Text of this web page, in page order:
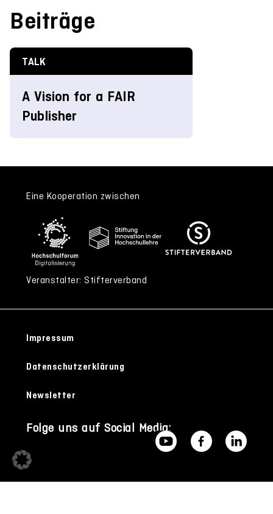
Beiträge
TALK
A Vision for a FAIR
Publisher
Eine Kooperation zwischen
Veranstalter: Stifterverband
Impressum
Datenschutzerklärung
Newsletter
Folge uns auf Social Media: